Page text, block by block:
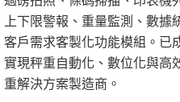
上下限警報、重量監測、數據
客戶需求客製化功能模組。已
實現秤重自動化、數位化與高
重解決方案製造商。